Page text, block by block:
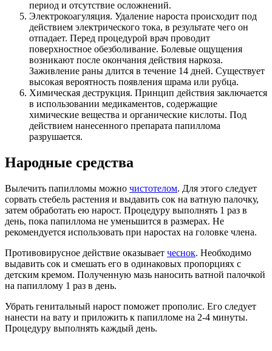
период и отсутствие осложнений.
Электрокоагуляция. Удаление нароста происходит под
действием электрического тока, в результате чего он
отпадает. Перед процедурой врач проводит
поверхностное обезболивание. Болевые ощущения
возникают после окончания действия наркоза.
Заживление раны длится в течение 14 дней. Существует
высокая вероятность появления шрама или рубца.
Химическая деструкция. Принцип действия заключается
в использовании медикаментов, содержащие
химические вещества и органические кислоты. Под
действием нанесенного препарата папиллома
разрушается.
Народные средства
Вылечить папилломы можно чистотелом. Для этого следует
сорвать стебель растения и выдавить сок на ватную палочку,
затем обработать ею нарост. Процедуру выполнять 1 раз в
день, пока папиллома не уменьшится в размерах. Не
рекомендуется использовать при наростах на головке члена.
Противовирусное действие оказывает чеснок. Необходимо
выдавить сок и смешать его в одинаковых пропорциях с
детским кремом. Полученную мазь наносить ватной палочкой
на папиллому 1 раз в день.
Убрать генитальный нарост поможет прополис. Его следует
нанести на вату и приложить к папилломе на 2-4 минуты.
Процедуру выполнять каждый день.